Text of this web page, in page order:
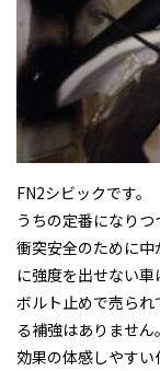
FN2シビックです。
うちの定番になりつ
衝突安全のために
に強度を出せない車
ボルト止めで売ら
る補強はありません。
効果の体感しやすい